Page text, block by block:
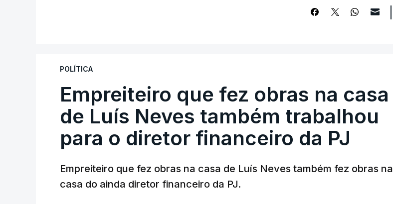
POLÍTICA
Empreiteiro que fez obras na casa
de Luís Neves também trabalhou
para o diretor financeiro da PJ
Empreiteiro que fez obras na casa de Luís Neves também fez obras na
casa do ainda diretor financeiro da PJ.